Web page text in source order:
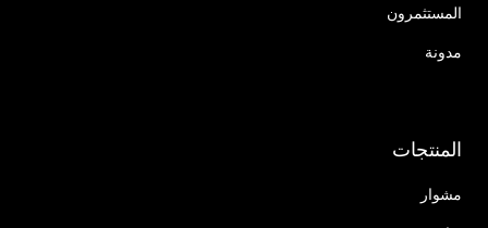
المستثمرون
مدونة
المنتجات
مشوار